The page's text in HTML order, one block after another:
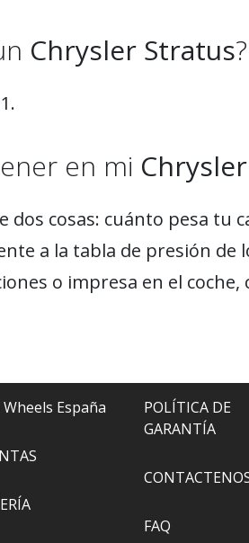
Chrysler Stratus?
en mi
cosas: cuánto pesa tu
a la tabla de presión de
o impresa en el
Wheels España
POLÍTICA DE
GARANTÍA
FAQ